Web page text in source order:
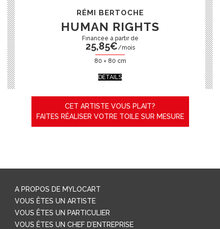
RÉMI BERTOCHE
HUMAN RIGHTS
25,85€/mois
80 × 80 cm
DÉTAILS
CET ARTISTE VOUS PLAIT?
FAITES RÉALISER VOTRE TOILE SUR MESURE
A PROPOS DE MYLOCART
VOUS ÊTES UN ARTISTE
VOUS ÊTES UN PARTICULIER
VOUS ÊTES UN CHEF D’ENTREPRISE